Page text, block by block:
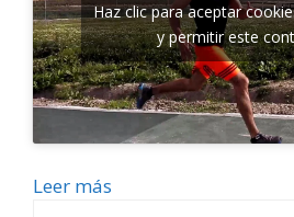
Haz clic para aceptar
y permitir este
Leer más